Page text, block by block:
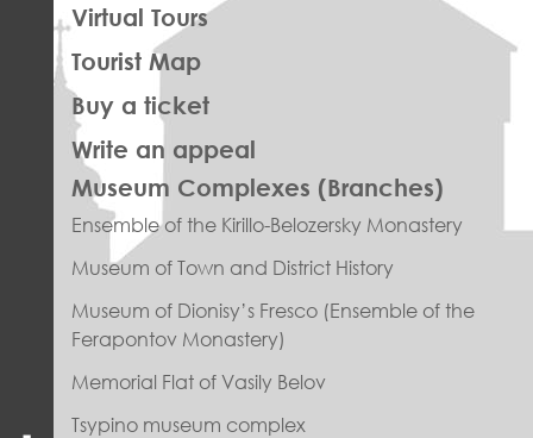
Virtual Tours
Tourist Map
Buy a ticket
Write an appeal
ПРАВОЕ
МЕНЮ
ФУТЕР
Museum Complexes (Branches)
Ensemble of the Kirillo-Belozersky Monastery
Museum of Town and District History
Museum of Dionisy’s Fresco (Ensemble of the
Ferapontov Monastery)
Memorial Flat of Vasily Belov
Tsypino museum complex